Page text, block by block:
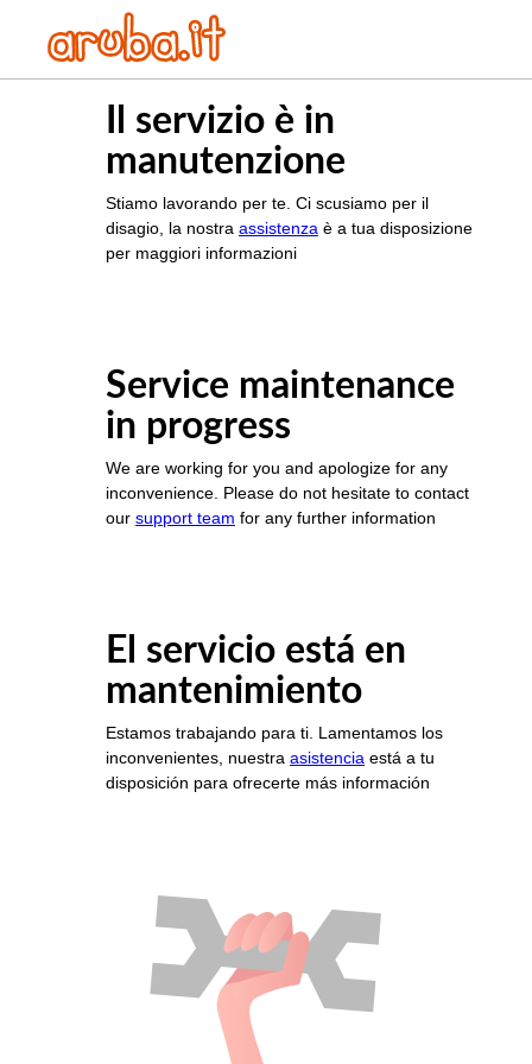
Il servizio è in
manutenzione
Stiamo lavorando per te. Ci scusiamo per il
disagio, la nostra assistenza è a tua disposizione
per maggiori informazioni
Service maintenance
in progress
We are working for you and apologize for any
inconvenience. Please do not hesitate to contact
our support team for any further information
El servicio está en
mantenimiento
Estamos trabajando para ti. Lamentamos los
inconvenientes, nuestra asistencia está a tu
disposición para ofrecerte más información